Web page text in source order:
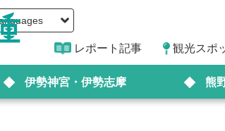
レポート記事 観光スポ
伊勢神宮・伊勢志摩 熊